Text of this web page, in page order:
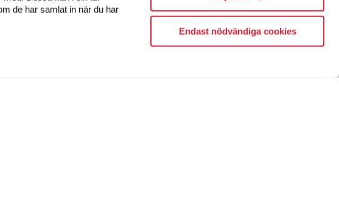
de har samlat in när du har
Endast nödvändiga cookies